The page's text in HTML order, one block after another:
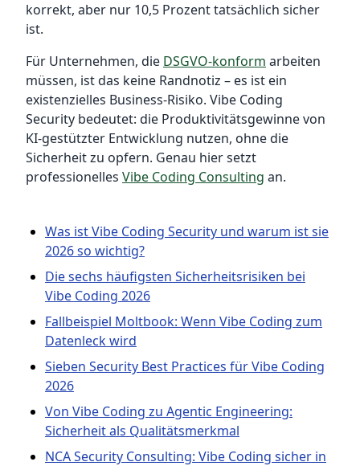
korrekt, aber nur 10,5 Prozent tatsächlich sicher
ist.
Für Unternehmen, die DSGVO-konform arbeiten
müssen, ist das keine Randnotiz – es ist ein
existenzielles Business-Risiko. Vibe Coding
Security bedeutet: die Produktivitätsgewinne von
KI-gestützter Entwicklung nutzen, ohne die
Sicherheit zu opfern. Genau hier setzt
professionelles Vibe Coding Consulting an.
Was ist Vibe Coding Security und warum ist sie
2026 so wichtig?
Die sechs häufigsten Sicherheitsrisiken bei
Vibe Coding 2026
Fallbeispiel Moltbook: Wenn Vibe Coding zum
Datenleck wird
Sieben Security Best Practices für Vibe Coding
2026
Von Vibe Coding zu Agentic Engineering:
Sicherheit als Qualitätsmerkmal
NCA Security Consulting: Vibe Coding sicher in